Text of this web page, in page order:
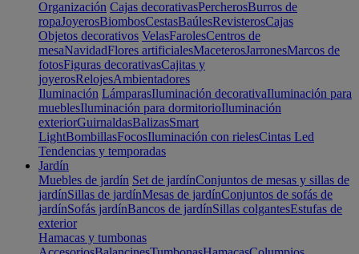
Organización Cajas decorativasPercherosBurros de
ropaJoyerosBiombosCestasBaúlesRevisterosCajas
Objetos decorativos VelasFarolesCentros de
mesaNavidadFlores artificialesMaceterosJarronesMarcos de
fotosFiguras decorativasCajitas y
joyerosRelojesAmbientadores
Iluminación LámparasIluminación decorativaIluminación para
mueblesIluminación para dormitorioIluminación
exteriorGuirnaldasBalizasSmart
LightBombillasFocosIluminación con rielesCintas Led
Tendencias y temporadas
Jardín
Muebles de jardín Set de jardínConjuntos de mesas y sillas de
jardínSillas de jardínMesas de jardínConjuntos de sofás de
jardínSofás jardínBancos de jardínSillas colgantesEstufas de
exterior
Hamacas y tumbonas